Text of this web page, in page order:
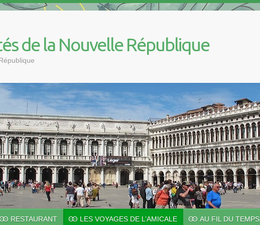
de la Nouvelle République
Ꙭ RESTAURANT Ꙭ LES VOYAGES DE L’AMICALE Ꙭ AU FIL DU TEMPS